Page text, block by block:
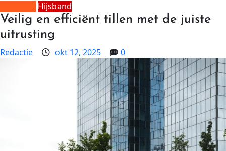
Hijsband
Veilig en efficiënt tillen met de juiste
uitrusting
Redactie okt 12, 2025 0